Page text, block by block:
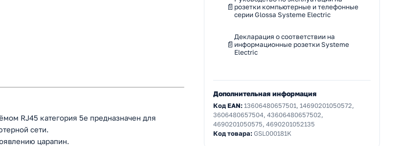
RJ45 категория 5е предназначен для
сети.
царапин.
розетки компьютерные и телефонные
серии Glossa Systeme Electric
Декларация о соответствии на
информационные розетки Systeme
Electric
Дополнительная информация
Код EAN:13606480657501, 14690201050572,
3606480657504, 43606480657502,
4690201050575, 4690201052135
Код товара:GSL000181K